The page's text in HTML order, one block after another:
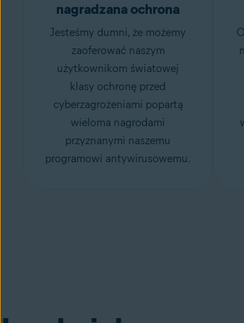
nagradzana ochrona
Jesteśmy dumni, że możemy
zaoferować naszym
użytkownikom światowej
klasy ochronę przed
cyberzagrożeniami popartą
wieloma nagrodami
przyznanymi naszemu
programowi antywirusowemu.